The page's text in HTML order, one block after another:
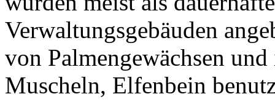
Verwaltungsgebäuden
von Palmengewächsen
Muscheln, Elfenbein